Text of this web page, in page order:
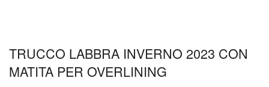
TRUCCO LABBRA INVERNO 2023 CON
MATITA PER OVERLINING